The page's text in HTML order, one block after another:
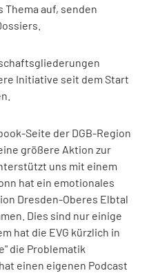
Thema auf, senden
Initiative seit dem Start
Seite der DGB-Region
größere Aktion zur
uns mit einem
hat ein emotionales
Dresden-Oberes Elbtal
Dies sind nur einige
hat die EVG kürzlich in
die Problematik
einen eigenen Podcast